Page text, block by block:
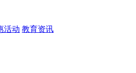
活动 教育资讯